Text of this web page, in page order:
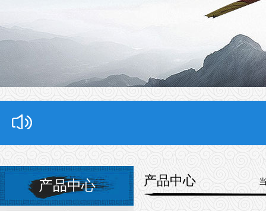
产品中心 产品中心